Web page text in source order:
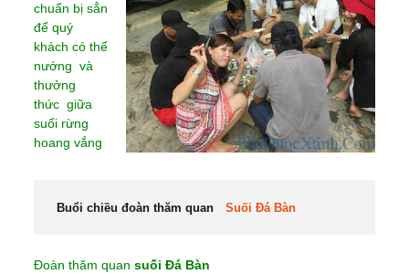
chuẩn bị sẳn
để quý
khách có thể
nướng và
thưởng
thức giữa
suối rừng
hoang vắng
Buổi chiều đoàn thăm quan Suối Đá Bàn
Đoàn thăm quan suối Đá Bàn